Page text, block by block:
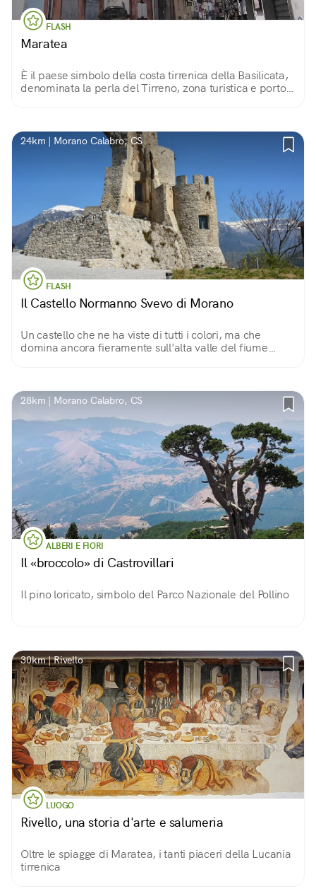
FLASH
Maratea
È il paese simbolo della costa tirrenica della Basilicata,
denominata la perla del Tirreno, zona turistica e porto;
24km | Morano Calabro, CS
FLASH
Il Castello Normanno Svevo di Morano
Un castello che ne ha viste di tutti i colori, ma che
domina ancora fieramente sull'alta valle del fiume
28km | Morano Calabro, CS
ALBERI E FIORI
Il «broccolo» di Castrovillari
Il pino loricato, simbolo del Parco Nazionale del Pollino
30km | Rivello
LUOGO
Rivello, una storia d'arte e salumeria
Oltre le spiagge di Maratea, i tanti piaceri della Lucania
tirrenica